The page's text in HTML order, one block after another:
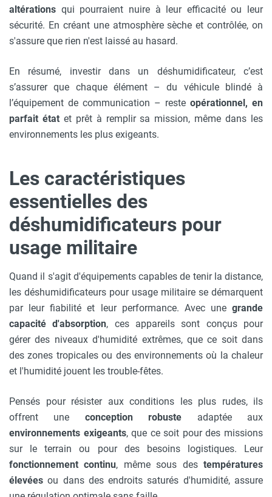
altérations qui pourraient nuire à leur efficacité ou leur
sécurité. En créant une atmosphère sèche et contrôlée, on
s'assure que rien n'est laissé au hasard.
En résumé, investir dans un déshumidificateur, c’est
s’assurer que chaque élément – du véhicule blindé à
l’équipement de communication – reste opérationnel, en
parfait étatet prêt à remplir sa mission, même dans les
environnements les plus exigeants.
Les caractéristiques
essentielles des
déshumidificateurs pour
usage militaire
Quand il s'agit d'équipements capables de tenir la distance,
les déshumidificateurs pour usage militaire se démarquent
par leur fiabilité et leur performance. Avec une grande
capacité d'absorption, ces appareils sont conçus pour
gérer des niveaux d'humidité extrêmes, que ce soit dans
des zones tropicales ou des environnements où la chaleur
et l'humidité jouent les trouble-fêtes.
Pensés pour résister aux conditions les plus rudes, ils
offrent une conception robuste adaptée aux
environnements exigeants, que ce soit pour des missions
sur le terrain ou pour des besoins logistiques. Leur
fonctionnement continu, même sous destempératures
élevées ou dans des endroits saturés d'humidité, assure